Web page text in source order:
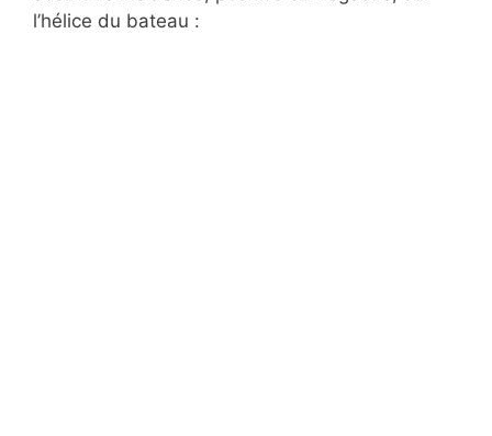
l’hélice du bateau :